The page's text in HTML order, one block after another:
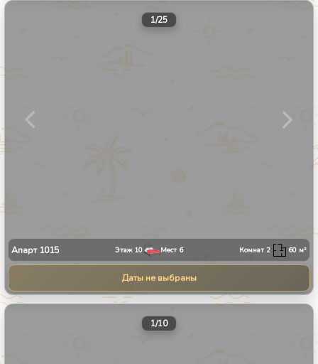
1/25
Апарт 1015 Этаж 10 Мест 6 Комнат2 60 м²
Даты не выбраны
1/10